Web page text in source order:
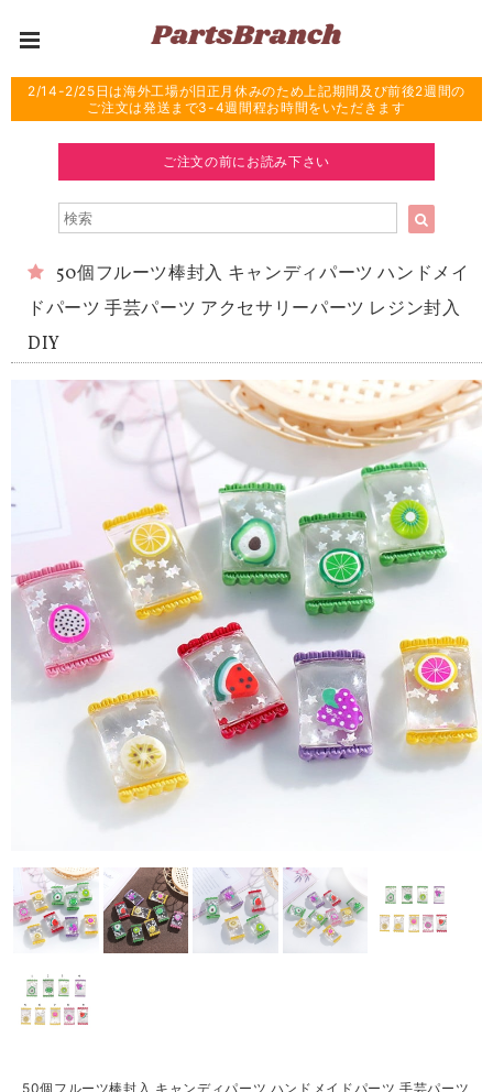
2/14-2/25日は海外工場が旧正月休みのため上記期間及び前後2週間の
ご注文は発送まで3-4週間程お時間をいただきます
ご注文の前にお読み下さい
50個フルーツ棒封入 キャンディパーツ ハンドメイ
ドパーツ 手芸パーツ アクセサリーパーツ レジン封入
DIY
50個フルーツ棒封入 キャンディパーツ ハンドメイドパーツ 手芸パーツ